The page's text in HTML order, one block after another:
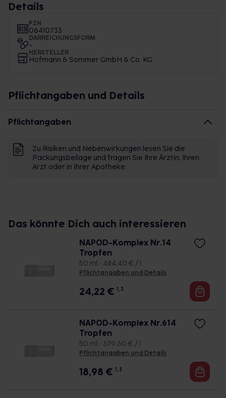
Details
PZN
06410733
DARREICHUNGSFORM
-
HERSTELLER
Hofmann & Sommer GmbH & Co. KG
Pflichtangaben und Details
Pflichtangaben
Zu Risiken und Nebenwirkungen lesen Sie die
Packungsbeilage und fragen Sie Ihre Ärztin, Ihren
Arzt oder in Ihrer Apotheke.
Das könnte Dich auch interessieren
NAPOD-Komplex Nr.14
Tropfen
50 ml • 484,40 € / l
Pflichtangaben und Details
24,22 € 1, 3
NAPOD-Komplex Nr.614
Tropfen
50 ml • 379,60 € / l
Pflichtangaben und Details
18,98 € 1, 3